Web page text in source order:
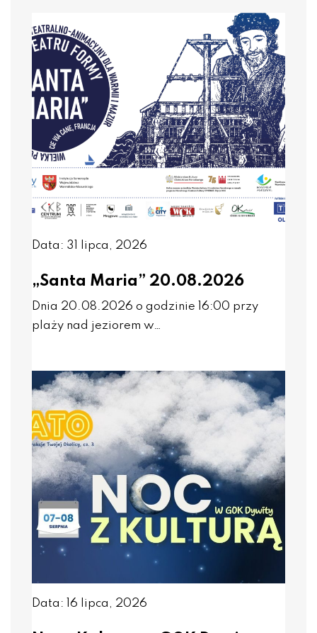
Data: 31 lipca, 2026
„Santa Maria” 20.08.2026
Dnia 20.08.2026 o godzinie 16:00 przy
plaży nad jeziorem w…
Data: 16 lipca, 2026